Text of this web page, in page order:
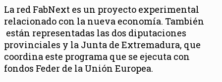
La red FabNext es un proyecto experimental
relacionado con la nueva economía. También
están representadas las dos diputaciones
provinciales y la Junta de Extremadura, que
coordina este programa que se ejecuta con
fondos Feder de la Unión Europea.